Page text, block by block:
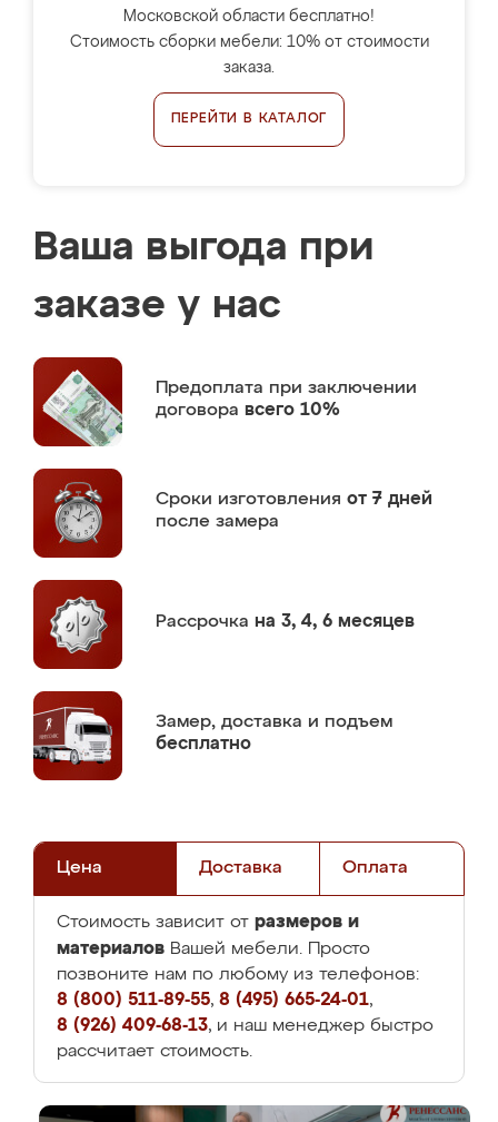
Московской области бесплатно!
Стоимость сборки мебели: 10% от стоимости
заказа.
ПЕРЕЙТИ В КАТАЛОГ
Ваша выгода при
заказе у нас
Предоплата при заключении
договора всего 10%
Сроки изготовления от 7 дней
после замера
Рассрочка на 3, 4, 6 месяцев
Замер, доставка и подъем
бесплатно
Цена Доставка Оплата
Стоимость зависит от размеров и
материалов Вашей мебели. Просто
позвоните нам по любому из телефонов:
8 (800) 511-89-55, 8 (495) 665-24-01,
8 (926) 409-68-13, и наш менеджер быстро
рассчитает стоимость.